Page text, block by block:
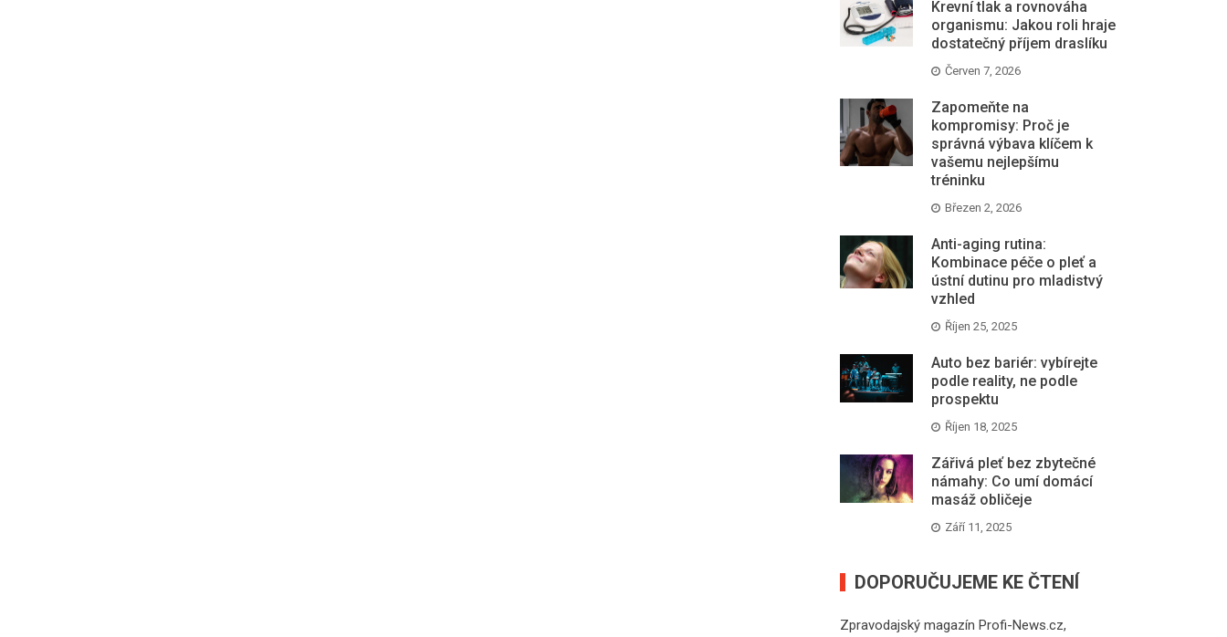
Krevní tlak a rovnováha
organismu: Jakou roli hraje
dostatečný příjem draslíku
Červen 7, 2026
Zapomeňte na
kompromisy: Proč je
správná výbava klíčem k
vašemu nejlepšímu
tréninku
Březen 2, 2026
Anti-aging rutina:
Kombinace péče o pleť a
ústní dutinu pro mladistvý
vzhled
Říjen 25, 2025
Auto bez bariér: vybírejte
podle reality, ne podle
prospektu
Říjen 18, 2025
Zářivá pleť bez zbytečné
námahy: Co umí domácí
masáž obličeje
Září 11, 2025
DOPORUČUJEME KE ČTENÍ
Zpravodajský magazín Profi-News.cz,